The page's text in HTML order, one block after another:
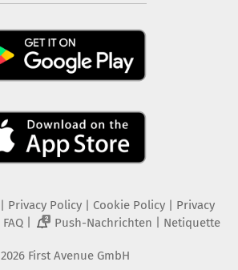
| Privacy Policy| Cookie Policy| Privacy
FAQ| 2 Push-Nachrichten | Netiquette
2026 First Avenue GmbH